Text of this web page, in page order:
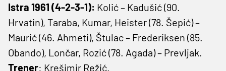
Istra 1961 (4-2-3-1): Kolić – Kadušić (90.
Hrvatin), Taraba, Kumar, Heister (78. Šepić) –
Maurić (46. Ahmeti), Štulac – Frederiksen (85.
Obando), Lončar, Rozić (78. Agada) – Prevljak.
Trener: Krešimir Režić.